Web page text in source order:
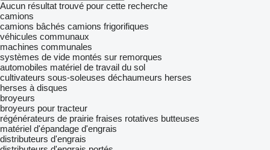
Aucun résultat trouvé pour cette recherche
camions
camions bâchés camions frigorifiques
véhicules communaux
machines communales
systèmes de vide montés sur remorques
automobiles matériel de travail du sol
cultivateurs sous-soleuses déchaumeurs herses
herses à disques
broyeurs
broyeurs pour tracteur
régénérateurs de prairie fraises rotatives butteuses
matériel d'épandage d'engrais
distributeurs d'engrais